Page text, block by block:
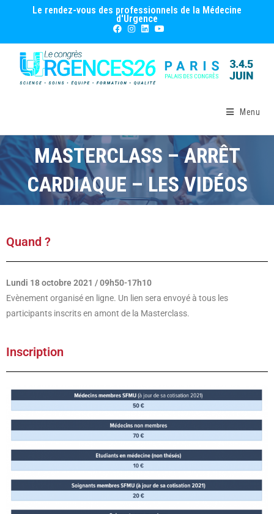
Le rendez-vous des professionnels de la Médecine
d'Urgence
Menu
MASTERCLASS – ARRÊT
CARDIAQUE – LES VIDÉOS
Quand ?
Lundi 18 octobre 2021 / 09h50-17h10
Evènement organisé en ligne. Un lien sera envoyé à tous les
participants inscrits en amont de la Masterclass.
Inscription